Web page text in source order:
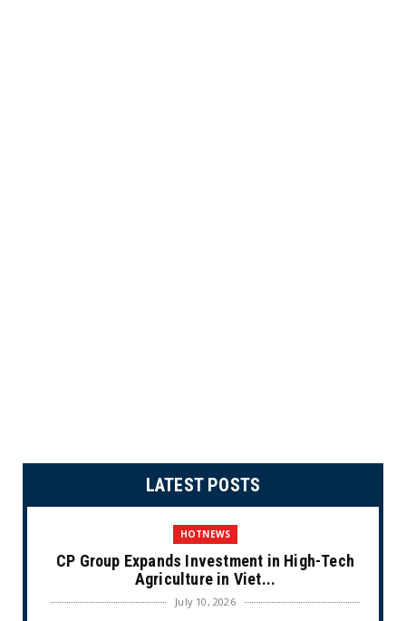
LATEST POSTS
HOTNEWS
CP Group Expands Investment in High-Tech
Agriculture in Viet...
July 10, 2026